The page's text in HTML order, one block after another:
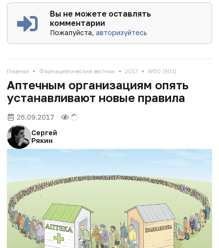
Вы не можете оставлять
комментарии
Пожалуйста,авторизуйтесь
Главная • Фармацевтический вестник • 2017 • №30 (901)
Аптечным организациям опять
устанавливают новые правила
26.09.2017
Сергей
Рякин